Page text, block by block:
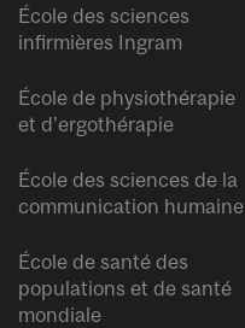
École des sciences
infirmières Ingram
École de physiothérapie
et d’ergothérapie
École des sciences de la
communication humaine
École de santé des
populations et de santé
mondiale